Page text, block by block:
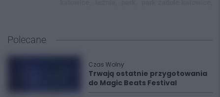
Polecane
Czas Wolny
Trwają ostatnie przygotowania
do Magic Beats Festival